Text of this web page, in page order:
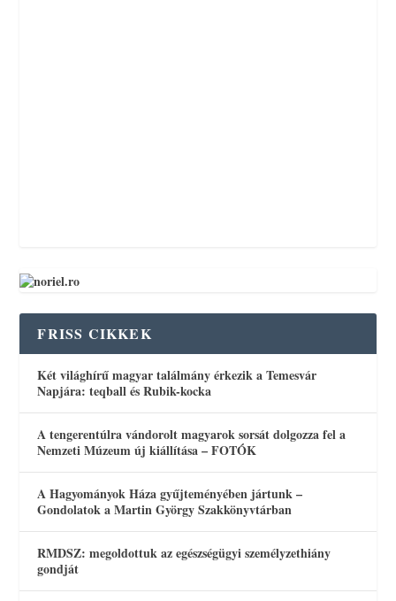
FRISS CIKKEK
Két világhírű magyar találmány érkezik a Temesvár
Napjára: teqball és Rubik-kocka
A tengerentúlra vándorolt magyarok sorsát dolgozza fel a
Nemzeti Múzeum új kiállítása – FOTÓK
A Hagyományok Háza gyűjteményében jártunk –
Gondolatok a Martin György Szakkönyvtárban
RMDSZ: megoldottuk az egészségügyi személyzethiány
gondját